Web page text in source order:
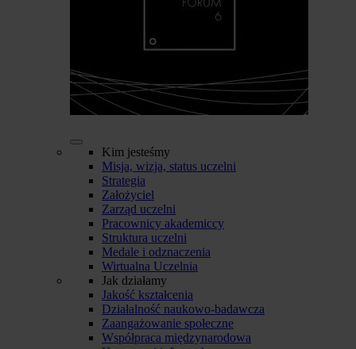
Kim jesteśmy
Misja, wizja, status uczelni
Strategia
Założyciel
Zarząd uczelni
Pracownicy akademiccy
Struktura uczelni
Medale i odznaczenia
Wirtualna Uczelnia
Jak działamy
Jakość kształcenia
Działalność naukowo-badawcza
Zaangażowanie społeczne
Współpraca międzynarodowa